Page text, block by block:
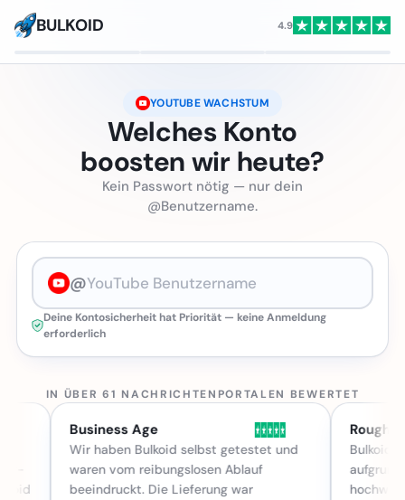
BULKOID 4.9
YOUTUBE WACHSTUM
Welches Konto
boosten wir heute?
Kein Passwort nötig — nur dein
@Benutzername.
@
Deine Kontosicherheit hat Priorität — keine Anmeldung
erforderlich
IN ÜBER 61 NACHRICHTENPORTALEN BEWERTET
Business Age
Wir haben Bulkoid selbst getestet und
waren vom reibungslosen Ablauf
beeindruckt. Die Lieferung war
Rough
Bulkoid
aufgrund